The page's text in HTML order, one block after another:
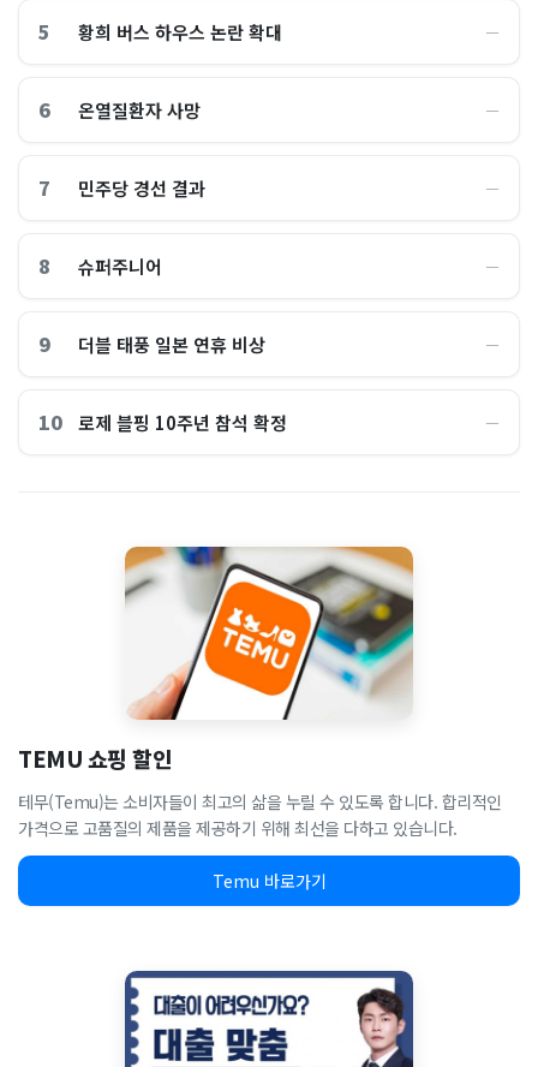
5 황희 버스 하우스 논란 확대 ―
6 온열질환자 사망 ―
7 민주당 경선 결과 ―
8 슈퍼주니어 ―
9 더블 태풍 일본 연휴 비상 ―
10 로제 블핑 10주년 참석 확정 ―
TEMU 쇼핑 할인
테무(Temu)는 소비자들이 최고의 삶을 누릴 수 있도록 합니다. 합리적인
가격으로 고품질의 제품을 제공하기 위해 최선을 다하고 있습니다.
Temu 바로가기